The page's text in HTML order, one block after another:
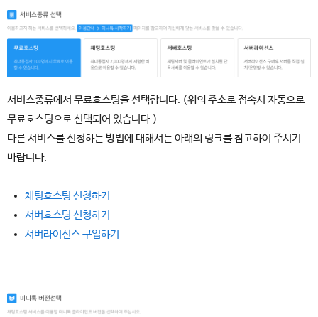
서비스종류에서 무료호스팅을 선택합니다. (위의 주소로 접속시 자동으로
무료호스팅으로 선택되어 있습니다.)
다른 서비스를 신청하는 방법에 대해서는 아래의 링크를 참고하여 주시기
바랍니다.
채팅호스팅 신청하기
서버호스팅 신청하기
서버라이선스 구입하기